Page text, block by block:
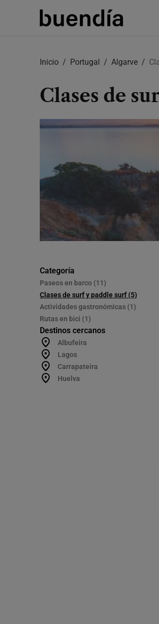
Inicio Portugal Algarve
Clases de
Categoría
Paseos en barco (11)
Clases de surf y paddle surf (5)
Actividades gastronómicas (1)
Rutas en bici (1)
Destinos cercanos
Albufeira
Lagos
Carrapateira
Huelva